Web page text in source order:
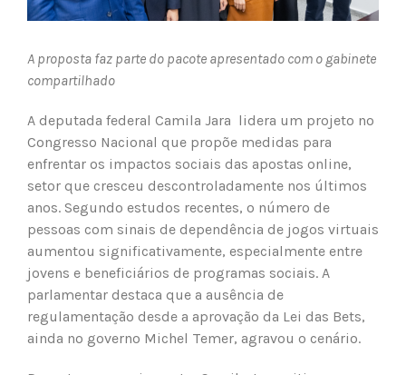
A proposta faz parte do pacote apresentado com o gabinete
compartilhado
A deputada federal Camila Jara lidera um projeto no
Congresso Nacional que propõe medidas para
enfrentar os impactos sociais das apostas online,
setor que cresceu descontroladamente nos últimos
anos. Segundo estudos recentes, o número de
pessoas com sinais de dependência de jogos virtuais
aumentou significativamente, especialmente entre
jovens e beneficiários de programas sociais. A
parlamentar destaca que a ausência de
regulamentação desde a aprovação da Lei das Bets,
ainda no governo Michel Temer, agravou o cenário.